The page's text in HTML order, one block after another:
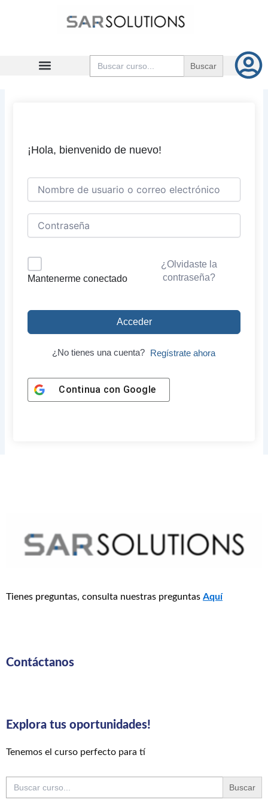
Buscar:
¡Hola, bienvenido de nuevo!
Mantenerme conectado
¿Olvidaste la
contraseña?
Acceder
¿No tienes una cuenta? Regístrate ahora
Continua con Google
Tienes preguntas, consulta nuestras preguntas Aquí
Contáctanos
Explora tus oportunidades!
Tenemos el curso perfecto para tí
Buscar: